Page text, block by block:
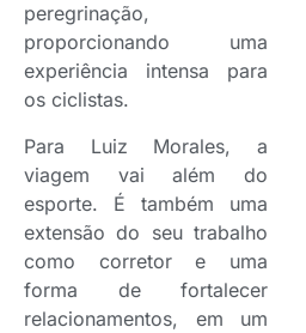
peregrinação,
proporcionando uma
experiência intensa para
os ciclistas.
Para Luiz Morales, a
viagem vai além do
esporte. É também uma
extensão do seu trabalho
como corretor e uma
forma de fortalecer
relacionamentos, em um